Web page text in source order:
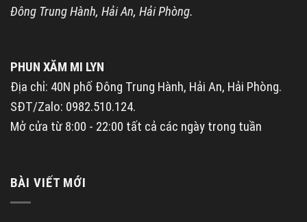
Đông Trung Hành, Hải An, Hải Phòng.
PHUN XĂM MI LYN
Địa chỉ: 40N phố Đông Trung Hành, Hải An, Hải Phòng.
SĐT/Zalo: 0982.510.124.
Mở cửa từ 8:00 - 22:00 tất cả các ngày trong tuần
BÀI VIẾT MỚI